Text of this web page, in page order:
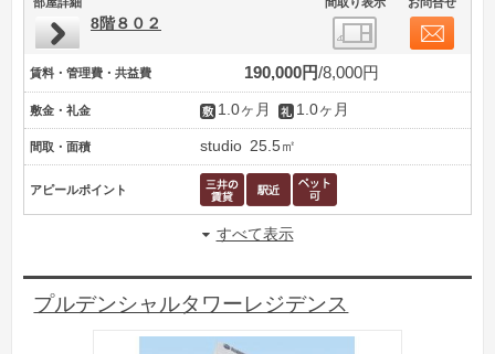
8階８０２
賃料・管理費・共益費 190,000円 8,000円
敷金・礼金 1.0ヶ月 1.0ヶ月
間取・面積 studio 25.5㎡
アピールポイント
すべて表示
プルデンシャルタワーレジデンス